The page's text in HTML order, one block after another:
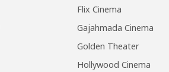
Flix Cinema
Gajahmada Cinema
Golden Theater
Hollywood Cinema